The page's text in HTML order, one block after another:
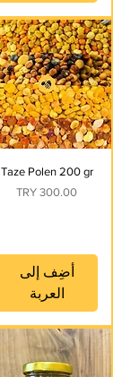
Taze Polen 200 gr
السعر
أضِف إلى
العربة